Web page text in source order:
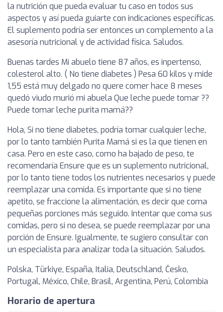
la nutrición que pueda evaluar tu caso en todos sus
aspectos y así pueda guiarte con indicaciones específicas.
El suplemento podría ser entonces un complemento a la
asesoría nutricional y de actividad física. Saludos.
Buenas tardes Mi abuelo tiene 87 años, es inpertenso,
colesterol alto. ( No tiene diabetes ) Pesa 60 kilos y mide
1,55 está muy delgado no quere comer hace 8 meses
quedó viudo murió mi abuela Que leche puede tomar ??
Puede tomar leche purita mamá??
Hola, Si no tiene diabetes, podría tomar cualquier leche,
por lo tanto también Purita Mamá si es la que tienen en
casa. Pero en este caso, como ha bajado de peso, te
recomendaría Ensure que es un suplemento nutricional,
por lo tanto tiene todos los nutrientes necesarios y puede
reemplazar una comida. Es importante que si no tiene
apetito, se fraccione la alimentación, es decir que coma
pequeñas porciones más seguido. Intentar que coma sus
comidas, pero si no desea, se puede reemplazar por una
porción de Ensure. Igualmente, te sugiero consultar con
un especialista para analizar toda la situación. Saludos.
Polska, Türkiye, España, Italia, Deutschland, Česko,
Portugal, México, Chile, Brasil, Argentina, Perú, Colombia
Horario de apertura